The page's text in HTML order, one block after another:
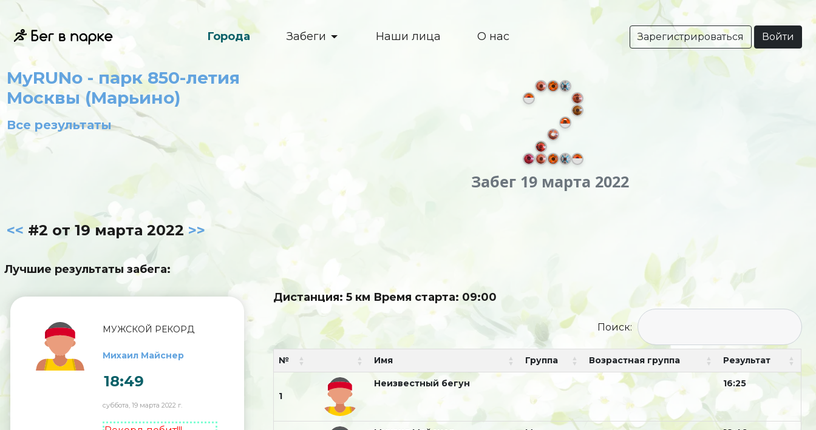
Города Забеги Наши лица О нас Зарегистрироваться Войти
MyRUNo - парк 850-летия
Москвы (Марьино)
Все результаты
Забег 19 марта 2022
<< #2 от 19 марта 2022 >>
Лучшие результаты забега:
МУЖСКОЙ РЕКОРД
Михаил Майснер
18:49
суббота, 19 марта 2022 г.
Дистанция: 5 км Время старта: 09:00
Поиск:
№ Имя Группа Возрастная группа Результат
1
Неизвестный бегун 16:25